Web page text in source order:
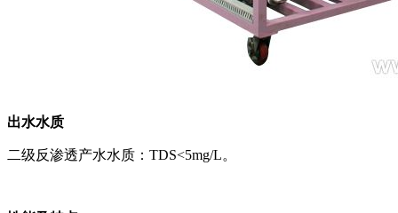
出水水质
二级反渗透产水水质：TDS<5mg/L。